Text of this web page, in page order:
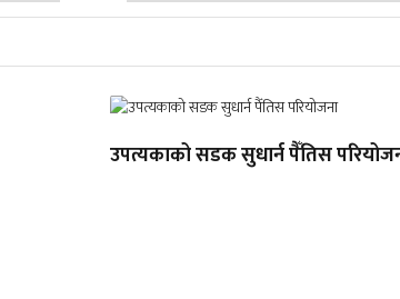
उपत्यकाको सडक सुधार्न पैँतिस